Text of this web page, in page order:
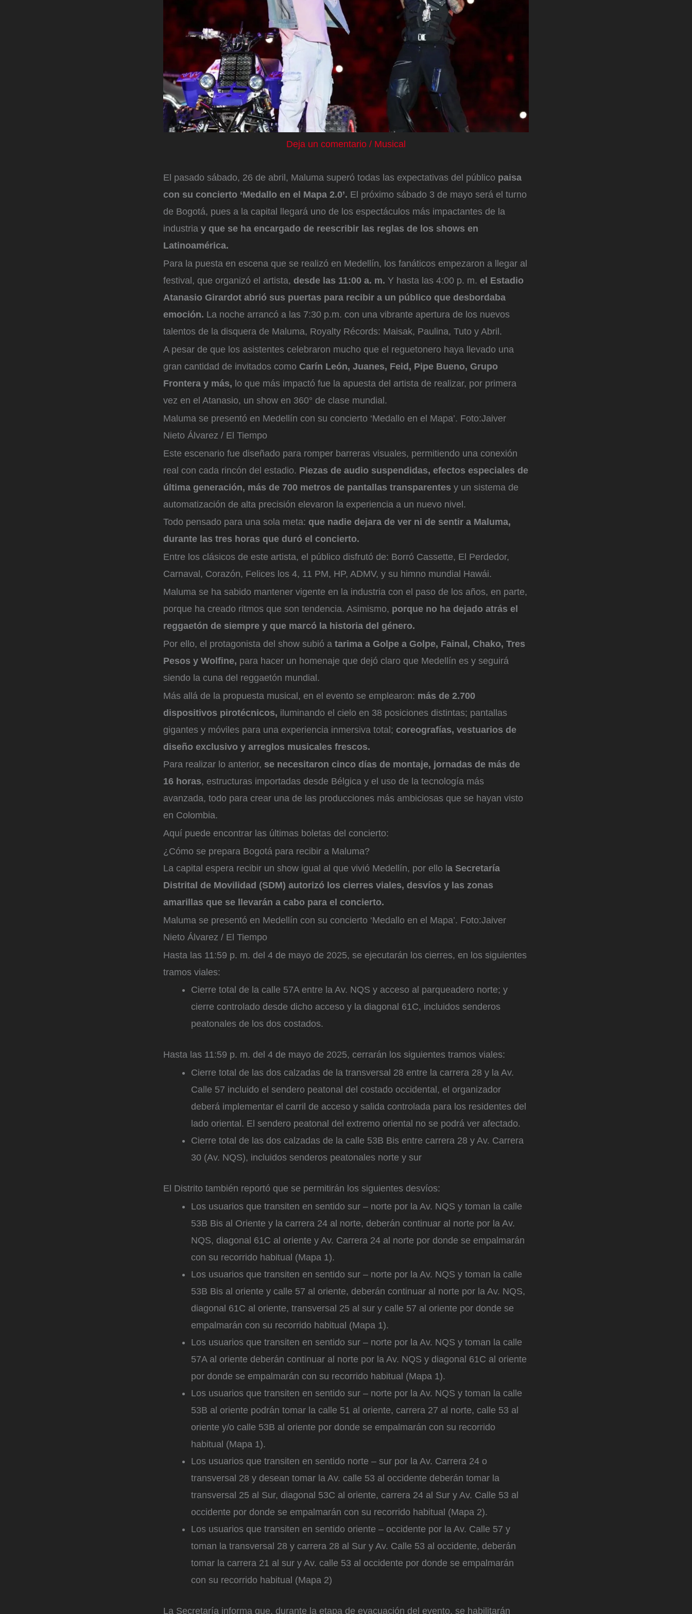
Deja un comentario / Musical
El pasado sábado, 26 de abril, Maluma superó todas las expectativas del público paisa
con su concierto ‘Medallo en el Mapa 2.0’. El próximo sábado 3 de mayo será el turno
de Bogotá, pues a la capital llegará uno de los espectáculos más impactantes de la
industria y que se ha encargado de reescribir las reglas de los shows en
Latinoamérica.
Para la puesta en escena que se realizó en Medellín, los fanáticos empezaron a llegar al
festival, que organizó el artista, desde las 11:00 a. m. Y hasta las 4:00 p. m. el Estadio
Atanasio Girardot abrió sus puertas para recibir a un público que desbordaba
emoción. La noche arrancó a las 7:30 p.m. con una vibrante apertura de los nuevos
talentos de la disquera de Maluma, Royalty Récords: Maisak, Paulina, Tuto y Abril.
A pesar de que los asistentes celebraron mucho que el reguetonero haya llevado una
gran cantidad de invitados como Carín León, Juanes, Feid, Pipe Bueno, Grupo
Frontera y más, lo que más impactó fue la apuesta del artista de realizar, por primera
vez en el Atanasio, un show en 360° de clase mundial.
Maluma se presentó en Medellín con su concierto ‘Medallo en el Mapa’. Foto:Jaiver
Nieto Álvarez / El Tiempo
Este escenario fue diseñado para romper barreras visuales, permitiendo una conexión
real con cada rincón del estadio. Piezas de audio suspendidas, efectos especiales de
última generación, más de 700 metros de pantallas transparentes y un sistema de
automatización de alta precisión elevaron la experiencia a un nuevo nivel.
Todo pensado para una sola meta: que nadie dejara de ver ni de sentir a Maluma,
durante las tres horas que duró el concierto.
Entre los clásicos de este artista, el público disfrutó de: Borró Cassette, El Perdedor,
Carnaval, Corazón, Felices los 4, 11 PM, HP, ADMV, y su himno mundial Hawái.
Maluma se ha sabido mantener vigente en la industria con el paso de los años, en parte,
porque ha creado ritmos que son tendencia. Asimismo, porque no ha dejado atrás el
reggaetón de siempre y que marcó la historia del género.
Por ello, el protagonista del show subió a tarima a Golpe a Golpe, Fainal, Chako, Tres
Pesos y Wolfine, para hacer un homenaje que dejó claro que Medellín es y seguirá
siendo la cuna del reggaetón mundial.
Más allá de la propuesta musical, en el evento se emplearon: más de 2.700
dispositivos pirotécnicos, iluminando el cielo en 38 posiciones distintas; pantallas
gigantes y móviles para una experiencia inmersiva total; coreografías, vestuarios de
diseño exclusivo y arreglos musicales frescos.
Para realizar lo anterior, se necesitaron cinco días de montaje, jornadas de más de
16 horas, estructuras importadas desde Bélgica y el uso de la tecnología más
avanzada, todo para crear una de las producciones más ambiciosas que se hayan visto
en Colombia.
Aquí puede encontrar las últimas boletas del concierto:
¿Cómo se prepara Bogotá para recibir a Maluma?
La capital espera recibir un show igual al que vivió Medellín, por ello la Secretaría
Distrital de Movilidad (SDM) autorizó los cierres viales, desvíos y las zonas
amarillas que se llevarán a cabo para el concierto.
Maluma se presentó en Medellín con su concierto ‘Medallo en el Mapa’. Foto:Jaiver
Nieto Álvarez / El Tiempo
Hasta las 11:59 p. m. del 4 de mayo de 2025, se ejecutarán los cierres, en los siguientes
tramos viales:
Cierre total de la calle 57A entre la Av. NQS y acceso al parqueadero norte; y
cierre controlado desde dicho acceso y la diagonal 61C, incluidos senderos
peatonales de los dos costados.
Hasta las 11:59 p. m. del 4 de mayo de 2025, cerrarán los siguientes tramos viales:
Cierre total de las dos calzadas de la transversal 28 entre la carrera 28 y la Av.
Calle 57 incluido el sendero peatonal del costado occidental, el organizador
deberá implementar el carril de acceso y salida controlada para los residentes del
lado oriental. El sendero peatonal del extremo oriental no se podrá ver afectado.
Cierre total de las dos calzadas de la calle 53B Bis entre carrera 28 y Av. Carrera
30 (Av. NQS), incluidos senderos peatonales norte y sur
El Distrito también reportó que se permitirán los siguientes desvíos:
Los usuarios que transiten en sentido sur – norte por la Av. NQS y toman la calle
53B Bis al Oriente y la carrera 24 al norte, deberán continuar al norte por la Av.
NQS, diagonal 61C al oriente y Av. Carrera 24 al norte por donde se empalmarán
con su recorrido habitual (Mapa 1).
Los usuarios que transiten en sentido sur – norte por la Av. NQS y toman la calle
53B Bis al oriente y calle 57 al oriente, deberán continuar al norte por la Av. NQS,
diagonal 61C al oriente, transversal 25 al sur y calle 57 al oriente por donde se
empalmarán con su recorrido habitual (Mapa 1).
Los usuarios que transiten en sentido sur – norte por la Av. NQS y toman la calle
57A al oriente deberán continuar al norte por la Av. NQS y diagonal 61C al oriente
por donde se empalmarán con su recorrido habitual (Mapa 1).
Los usuarios que transiten en sentido sur – norte por la Av. NQS y toman la calle
53B al oriente podrán tomar la calle 51 al oriente, carrera 27 al norte, calle 53 al
oriente y/o calle 53B al oriente por donde se empalmarán con su recorrido
habitual (Mapa 1).
Los usuarios que transiten en sentido norte – sur por la Av. Carrera 24 o
transversal 28 y desean tomar la Av. calle 53 al occidente deberán tomar la
transversal 25 al Sur, diagonal 53C al oriente, carrera 24 al Sur y Av. Calle 53 al
occidente por donde se empalmarán con su recorrido habitual (Mapa 2).
Los usuarios que transiten en sentido oriente – occidente por la Av. Calle 57 y
toman la transversal 28 y carrera 28 al Sur y Av. Calle 53 al occidente, deberán
tomar la carrera 21 al sur y Av. calle 53 al occidente por donde se empalmarán
con su recorrido habitual (Mapa 2)
La Secretaría informa que, durante la etapa de evacuación del evento, se habilitarán